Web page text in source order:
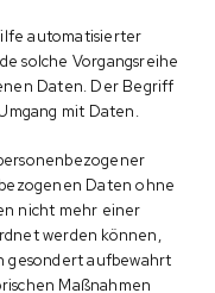
automatisierter
solche Vorgangsreihe
Daten. Der Begriff
mit Daten.
Daten ohne
nicht mehr einer
werden können,
gesondert aufbewahrt
Maßnahmen